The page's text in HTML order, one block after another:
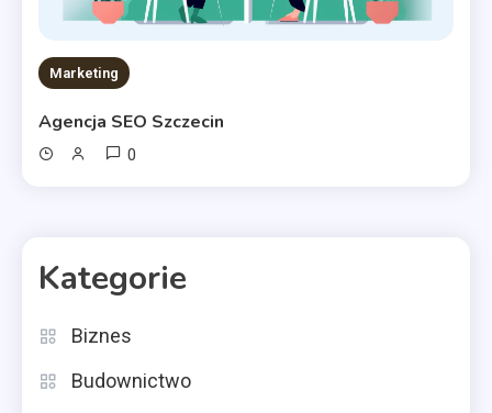
Marketing
Agencja SEO Szczecin
0
Kategorie
Biznes
Budownictwo